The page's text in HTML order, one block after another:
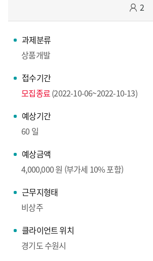
2
과제분류
상품개발
접수기간
모집종료 (2022-10-06~2022-10-13)
예상기간
60 일
예상금액
4,000,000 원 (부가세 10% 포함)
근무지형태
비상주
클라이언트 위치
경기도 수원시